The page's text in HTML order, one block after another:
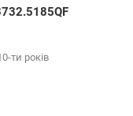
ти років